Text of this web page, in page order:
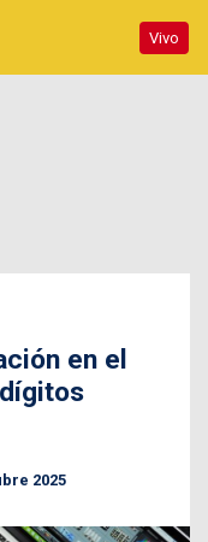
Vivo
en el
2025